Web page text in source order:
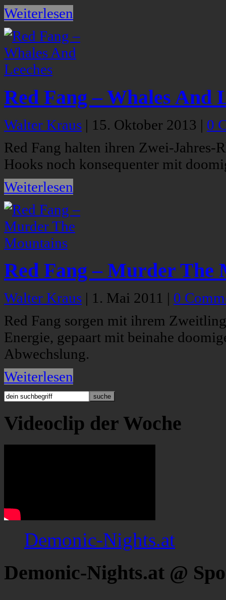
Weiterlesen
Red Fang – Whales And
Walter Kraus | 15. Oktober 2013 | 0
Red Fang halten ihren Zwei-Jahres-
Hooks noch konsequenter mit
Weiterlesen
Red Fang – Murder The
Walter Kraus | 1. Mai 2011 | 0
Red Fang sorgen mit ihrem
Energie, gepaart mit beinahe
Abwechslung.
Weiterlesen
Videoclip der Woche
Demonic-Nights.at
Demonic-Nights.at @